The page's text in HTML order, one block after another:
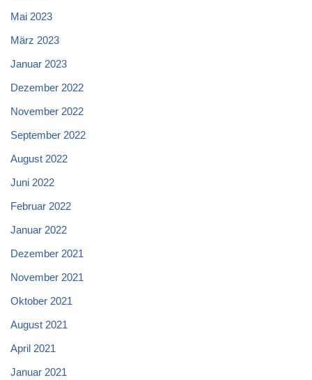
Mai 2023
März 2023
Januar 2023
Dezember 2022
November 2022
September 2022
August 2022
Juni 2022
Februar 2022
Januar 2022
Dezember 2021
November 2021
Oktober 2021
August 2021
April 2021
Januar 2021